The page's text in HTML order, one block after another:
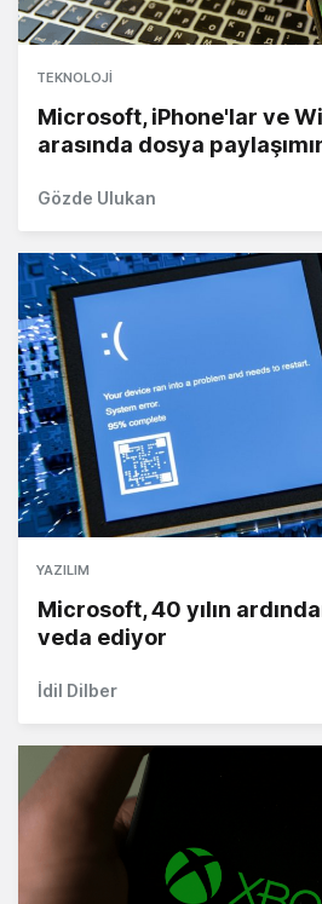
TEKNOLOJI
Microsoft, iPhone'lar ve
arasında dosya
Gözde Ulukan
YAZILIM
Microsoft, 40 yılın
veda ediyor
İdil Dilber